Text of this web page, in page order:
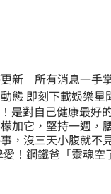
新 所有消息一手
一手掌握明星動態 即刻下載娛
是對自己健康最好
加它，堅持一週，
，沒三天小腹就不
！鋼鐵爸「靈魂空